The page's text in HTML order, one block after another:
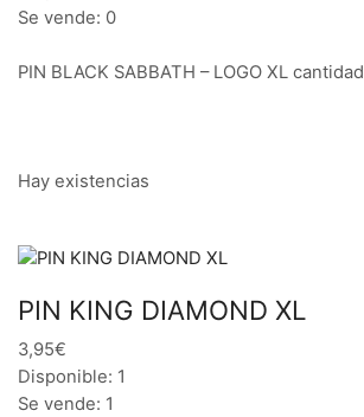
Se vende: 0
PIN BLACK SABBATH – LOGO XL cantidad
Hay existencias
PIN KING DIAMOND XL
3,95€
Disponible: 1
Se vende: 1